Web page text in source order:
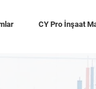
CY Pro İnşaat